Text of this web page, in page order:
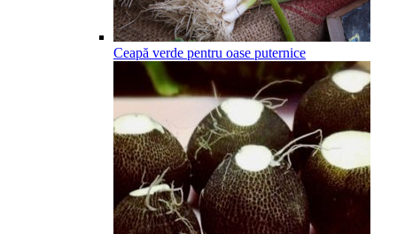
Ceapă verde pentru oase puternice